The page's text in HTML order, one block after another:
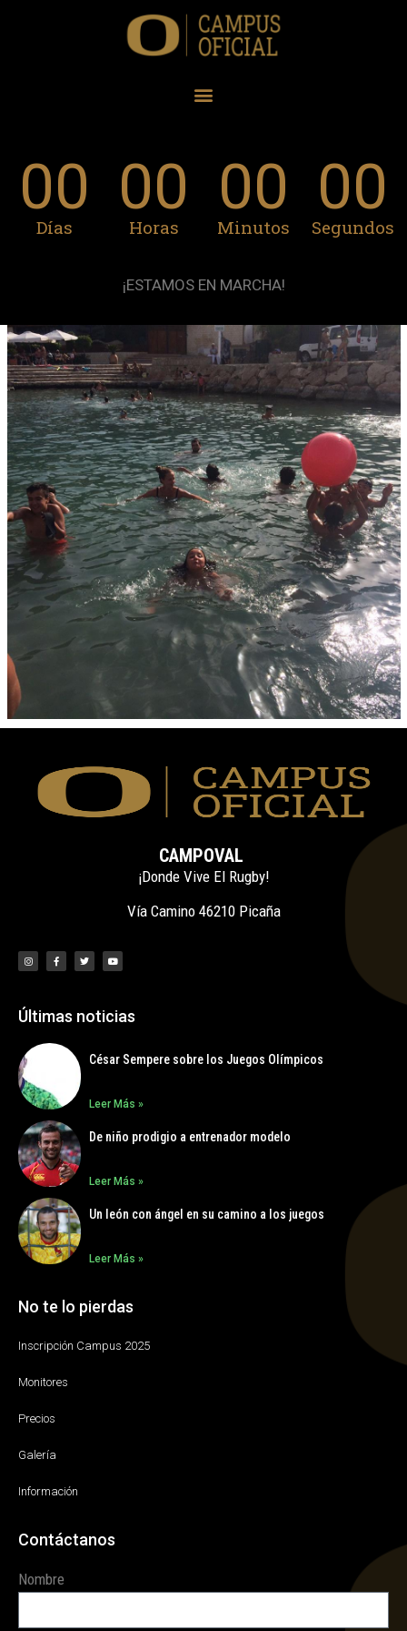
00
Días
00
Horas
00
Minutos
00
Segundos
¡ESTAMOS EN MARCHA!
CAMPOVAL
¡Donde Vive El Rugby!
Vía Camino 46210 Picaña
Últimas noticias
César Sempere sobre los Juegos Olímpicos
Leer Más »
De niño prodigio a entrenador modelo
Leer Más »
Un león con ángel en su camino a los juegos
Leer Más »
No te lo pierdas
Inscripción Campus 2025
Monitores
Precios
Galería
Información
Contáctanos
Nombre